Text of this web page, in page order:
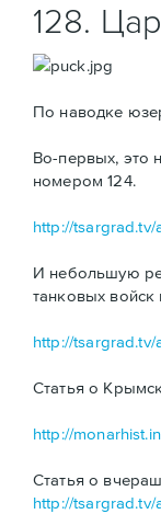
128.
По наводке
Во-первых, это
номером 124.
http://
И небольшую
танковых
http://
Статья о
http://
Статья о
http://